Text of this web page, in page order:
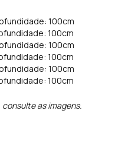
100cm
100cm
100cm
100cm
100cm
100cm
consulte as imagens.